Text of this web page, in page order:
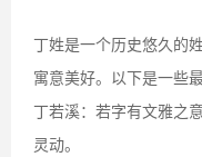
丁姓是一个历史悠久的
寓意美好。以下是一些
丁若溪：若字有文雅之
灵动。